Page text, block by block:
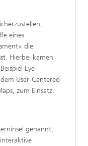
eines
die
Hierbei kamen
Eye-
User-Centered
zum Einsatz.
genannt,